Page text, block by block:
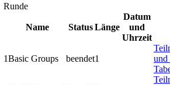
Runde
Name Status Länge
Datum
und
Uhrzeit
1Basic Groups beendet1
und